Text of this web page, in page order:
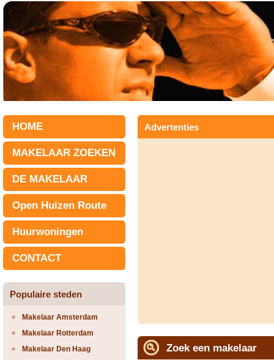
HOME
MAKELAAR ZOEKEN
DE MAKELAAR
Open Huizen Route
Huurwoningen
CONTACT
Populaire steden
Makelaar Amsterdam
Makelaar Rotterdam
Makelaar Den Haag
Advertenties
Zoek een makelaar